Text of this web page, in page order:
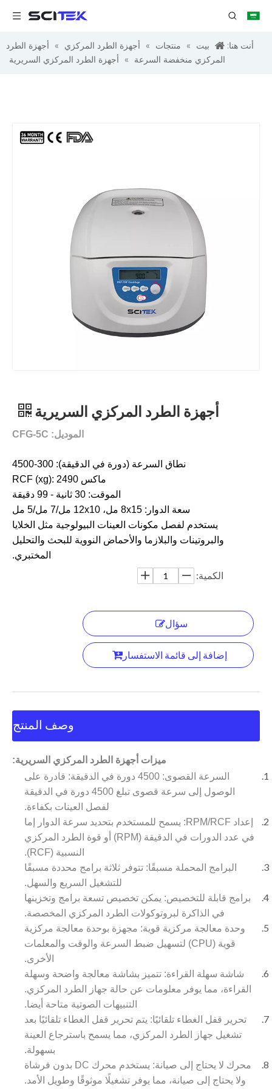
أنت هنا: بيت » منتجات » أجهزة الطرد المركزي »
أجهزة الطرد
المركزي منخفضة السرعة
» أجهزة الطرد المركزي السريرية
أجهزة الطرد المركزي السريرية
الموديل: CFG-5C
نطاق السرعة (دورة في الدقيقة): 300-4500
ماكس RCF (xg): 2490
الموقت: 30 ثانية - 99 دقيقة
سعة الدوار: 8x15 مل، 12x10 مل/7 مل/5 مل
يستخدم لفصل مكونات العينات البيولوجية مثل الخلايا
والبروتينات والبلازما والأحماض النووية للبحث والتحليل
المختبري.
الكمية:
سؤال
إضافة إلى قائمة الاستفسار
وصف المنتج
ميزات أجهزة الطرد المركزي السريرية:
السرعة القصوى: 4500 دورة في الدقيقة: قادرة على
الوصول إلى سرعة قصوى تبلغ 4500 دورة في الدقيقة
لفصل العينات بكفاءة.
إعداد RPM/RCF: يسمح للمستخدم بتحديد سرعة الدوار إما
في عدد الدورات في الدقيقة (RPM) أو قوة الطرد المركزي
النسبية (RCF).
البرامج المحملة مسبقًا: تتوفر ثلاثة برامج محددة مسبقًا
للتشغيل السريع والسهل.
برامج قابلة للتخصيص: يمكن تخصيص تسعة برامج وتخزينها
في الذاكرة لبروتوكولات الطرد المركزي المخصصة.
وحدة معالجة مركزية قوية: مجهزة بوحدة معالجة مركزية
قوية (CPU) لتسهيل ضبط السرعة والوقت والمعلمات
الأخرى.
شاشة سهلة القراءة: تتميز بشاشة معالجة واضحة وسهلة
القراءة، مما يوفر معلومات عن حالة جهاز الطرد المركزي.
التنبيهات الصوتية متاحة أيضا.
تحرير قفل الغطاء تلقائيًا: يتم تحرير قفل الغطاء تلقائيًا بعد
تشغيل جهاز الطرد المركزي، مما يسمح باسترجاع العينة
بسهولة.
محرك لا يحتاج إلى صيانة: يستخدم محرك DC بدون فرشاة
ولا يحتاج إلى صيانة، مما يوفر تشغيلًا موثوقًا وطويل الأمد.